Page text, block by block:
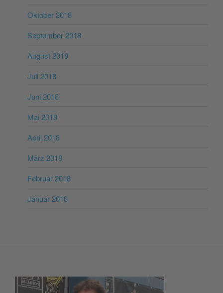
Oktober 2018
September 2018
August 2018
Juli 2018
Juni 2018
Mai 2018
April 2018
März 2018
Februar 2018
Januar 2018